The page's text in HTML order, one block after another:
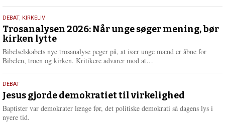
e
2.
juni
2026
DEBAT, KIRKELIV
Trosanalysen 2026: Når unge søger mening, bør
kirken lytte
Bibelselskabets nye trosanalyse peger på, at især unge mænd er åbne for
Bibelen, troen og kirken. Kritikere advarer mod at…
e
r
18.
maj
2026
DEBAT
Jesus gjorde demokratiet til virkelighed
Baptister var demokrater længe før, det politiske demokrati så dagens lys i
nyere tid.